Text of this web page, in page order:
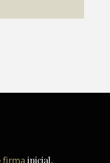
firmainicial,